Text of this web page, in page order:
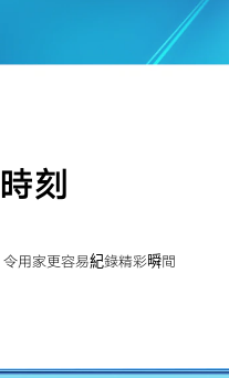
刻
用家更容易紀錄精彩𣊬間